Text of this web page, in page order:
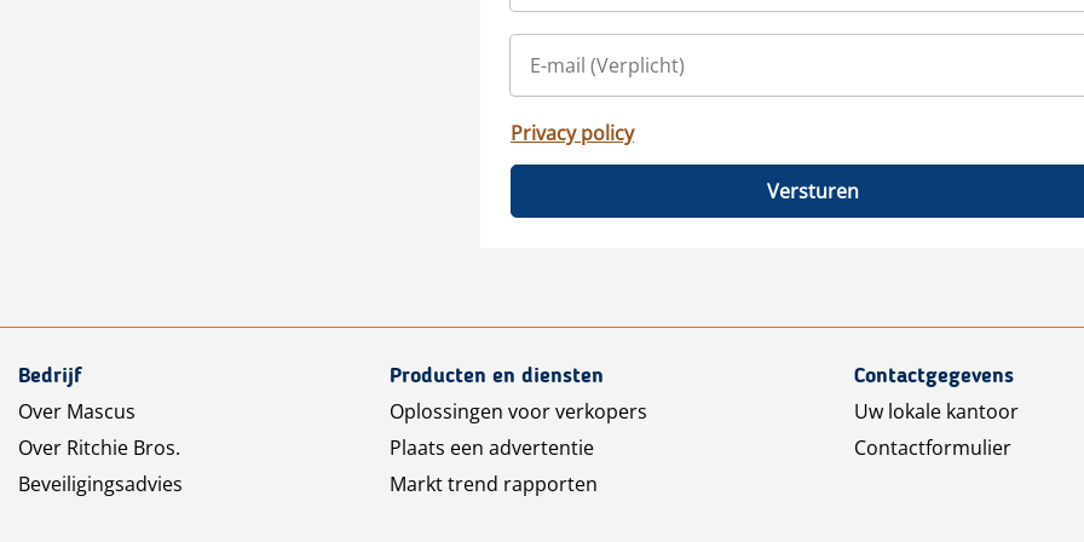
Privacy policy
Versturen
Bedrijf
Over Mascus
Over Ritchie Bros.
Beveiligingsadvies
Producten en diensten
Oplossingen voor verkopers
Plaats een advertentie
Markt trend rapporten
Contactgegevens
Uw lokale kantoor
Contactformulier